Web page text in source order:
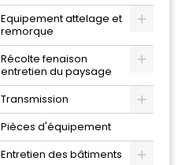
Equipement attelage et
remorque
Récolte fenaison
entretien du paysage
Transmission
Pièces d'équipement
Entretien des bâtiments